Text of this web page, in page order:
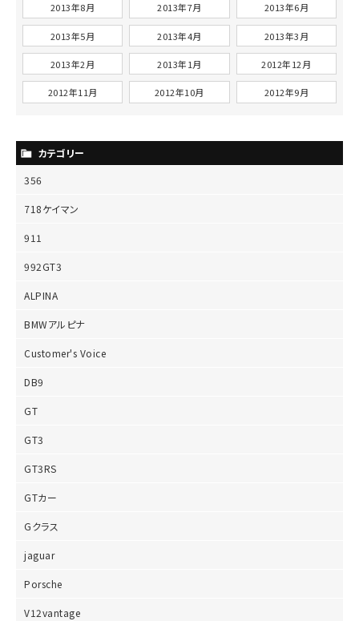
2013年8月 2013年7月 2013年6月
2013年5月 2013年4月 2013年3月
2013年2月 2013年1月 2012年12月
2012年11月 2012年10月 2012年9月
カテゴリー
356
718ケイマン
911
992GT3
ALPINA
BMWアルピナ
Customer's Voice
DB9
GT
GT3
GT3RS
GTカー
Gクラス
jaguar
Porsche
V12vantage